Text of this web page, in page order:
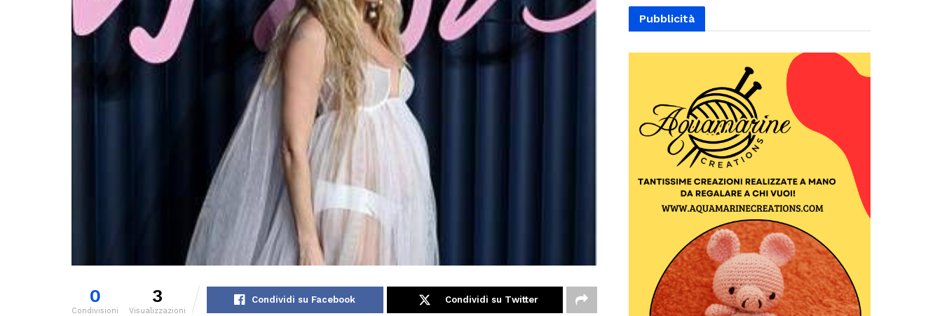
0
Condivisioni
3
Visualizzazioni
Condividi su Facebook Condividi su Twitter
Pubblicità